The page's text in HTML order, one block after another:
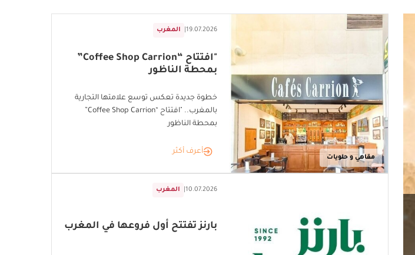
مقاهي و حلويات
المغرب 19.07.2026
"افتتاح “Coffee Shop Carrion”
بمحطة الناظور
خطوة جديدة تعكس توسع علامتها التجارية
بالمغرب.. "افتتاح “Coffee Shop Carrion”
بمحطة الناظور
أعرف أكثر
المغرب 10.07.2026
بارنز تفتتح أول فروعها في المغرب